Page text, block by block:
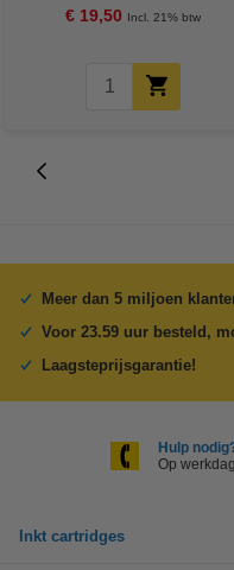
€ 19,50 Incl. 21% btw
Meer dan 5 miljoen
Voor 23.59 uur besteld,
Laagsteprijsgarantie!
Hulp
Op
Inkt cartridges